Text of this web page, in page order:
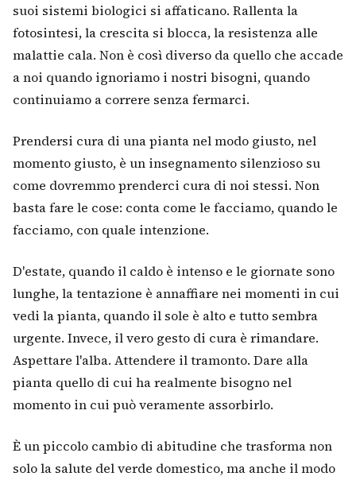
suoi sistemi biologici si affaticano. Rallenta la
fotosintesi, la crescita si blocca, la resistenza alle
malattie cala. Non è così diverso da quello che accade
a noi quando ignoriamo i nostri bisogni, quando
continuiamo a correre senza fermarci.
Prendersi cura di una pianta nel modo giusto, nel
momento giusto, è un insegnamento silenzioso su
come dovremmo prenderci cura di noi stessi. Non
basta fare le cose: conta come le facciamo, quando le
facciamo, con quale intenzione.
D'estate, quando il caldo è intenso e le giornate sono
lunghe, la tentazione è annaffiare nei momenti in cui
vedi la pianta, quando il sole è alto e tutto sembra
urgente. Invece, il vero gesto di cura è rimandare.
Aspettare l'alba. Attendere il tramonto. Dare alla
pianta quello di cui ha realmente bisogno nel
momento in cui può veramente assorbirlo.
È un piccolo cambio di abitudine che trasforma non
solo la salute del verde domestico, ma anche il modo